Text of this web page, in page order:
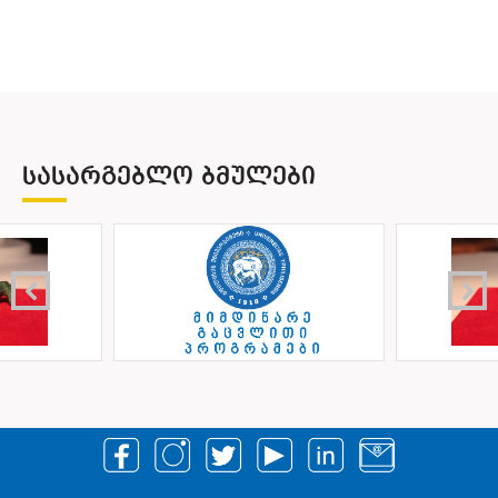
ფაკულტეტი სწავლების ახალ,
ორსაფეხურიან სისტემაზე გადავიდა. მიმდინ
ეკონომიკის პროფილის ოთხივე ფაკულტეტის
გაერთიანება და მათ ბაზაზე
ჩამოყალიბდა ეკონომიკისა და ბიზნესის
ᲡᲐᲡᲐᲠᲒᲔᲑᲚᲝ ᲑᲛᲣᲚᲔᲑᲘ